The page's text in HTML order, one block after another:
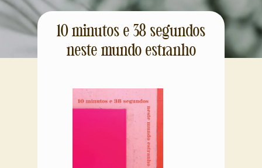
10 minutos e 38 segundos
neste mundo estranho